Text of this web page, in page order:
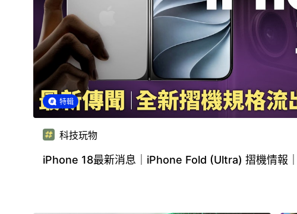
特輯
科技玩物
iPhone 18最新消息｜iPhone Fold (Ultra) 摺機情報